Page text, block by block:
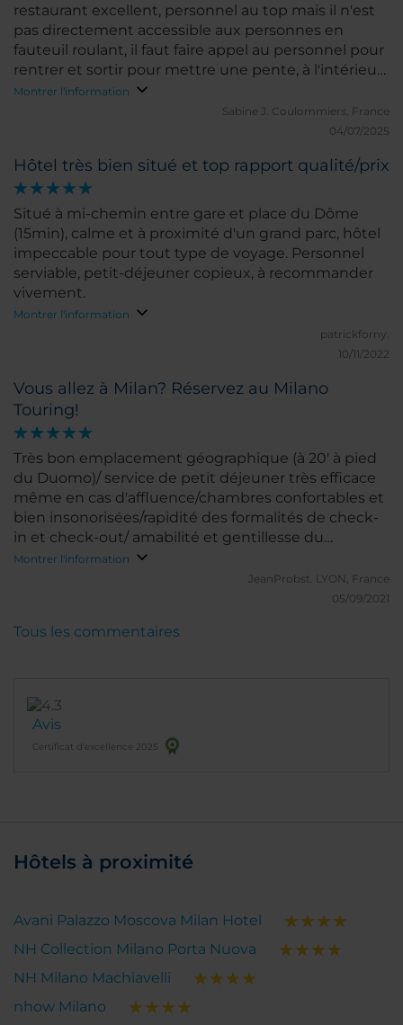
restaurant excellent, personnel au top mais il n'est
pas directement accessible aux personnes en
fauteuil roulant, il faut faire appel au personnel pour
rentrer et sortir pour mettre une pente, à l'intérieur,
il y a des ascenseurs
Montrer l'information
Sabine J. Coulommiers, France
04/07/2025
Hôtel très bien situé et top rapport qualité/prix
Situé à mi-chemin entre gare et place du Dôme
(15min), calme et à proximité d'un grand parc, hôtel
impeccable pour tout type de voyage. Personnel
serviable, petit-déjeuner copieux, à recommander
vivement.
Montrer l'information
patrickforny.
10/11/2022
Vous allez à Milan? Réservez au Milano
Touring!
Très bon emplacement géographique (à 20' à pied
du Duomo)/ service de petit déjeuner très efficace
même en cas d'affluence/chambres confortables et
bien insonorisées/rapidité des formalités de check-
in et check-out/ amabilité et gentillesse du
personnel en salle de petit déjeuner et au desk
Montrer l'information
JeanProbst.
LYON, France
05/09/2021
Avis
Certificat d’excellence 2025
Tous les commentaires
Hôtels à proximité
Avani Palazzo Moscova Milan Hotel
NH Collection Milano Porta Nuova
NH Milano Machiavelli
nhow Milano